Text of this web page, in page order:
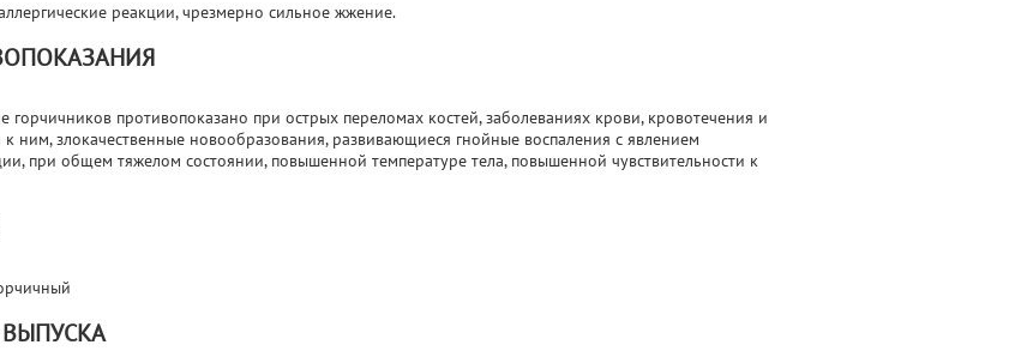
реакции, чрезмерно сильное жжение.
горчичников противопоказано при острых переломах костей, заболеваниях крови, кровотечения и
к ним, злокачественные новообразования, развивающиеся гнойные воспаления с явлением
при общем тяжелом состоянии, повышенной температуре тела, повышенной чувствительности к